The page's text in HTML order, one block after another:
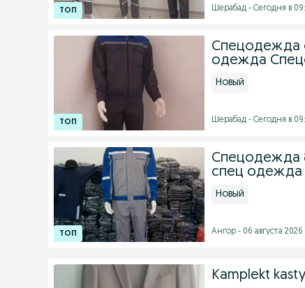
Шерабад - Сегодня в
Спецодежда
одежда
Новый
Шерабад - Сегодня в
Спецодежда
спец одежда
Новый
Ангор - 06 августа 2026
Kamplekt